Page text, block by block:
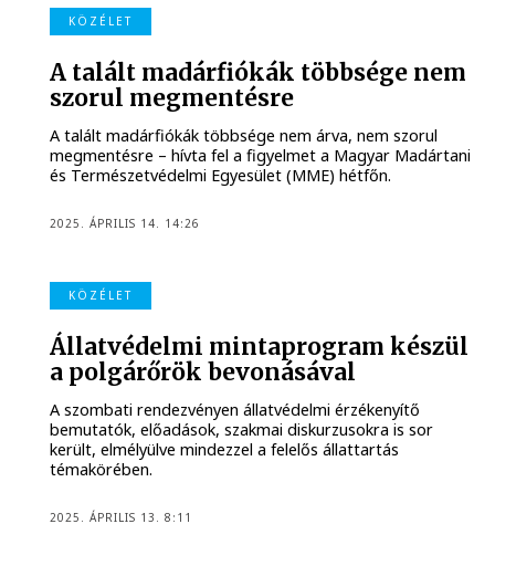
KÖZÉLET
A talált madárfiókák többsége nem
szorul megmentésre
A talált madárfiókák többsége nem árva, nem szorul
megmentésre – hívta fel a figyelmet a Magyar Madártani
és Természetvédelmi Egyesület (MME) hétfőn.
2025. ÁPRILIS 14. 14:26
KÖZÉLET
Állatvédelmi mintaprogram készül
a polgárőrök bevonásával
A szombati rendezvényen állatvédelmi érzékenyítő
bemutatók, előadások, szakmai diskurzusokra is sor
került, elmélyülve mindezzel a felelős állattartás
témakörében.
2025. ÁPRILIS 13. 8:11